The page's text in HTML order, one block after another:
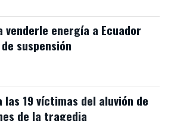
venderle energía a Ecuador
suspensión
las 19 víctimas del aluvión de
de la tragedia